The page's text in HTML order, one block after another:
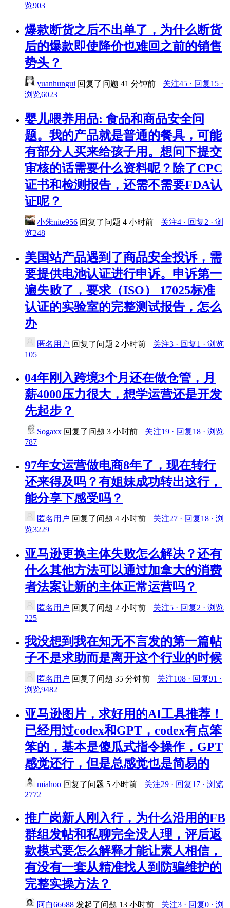
览903
爆款断货之后不出单了，为什么断货
后的爆款即使降价也难回之前的销售
势头？
yuanhungui 回复了问题 41 分钟前
关注45 · 回复15 ·
浏览6023
婴儿喂养用品: 食品和商品安全问
题。我的产品就是普通的餐具，可能
有部分人买来给孩子用。想问下提交
审核的话需要什么资料呢？除了CPC
证书和检测报告，还需不需要FDA认
证呢？
小朱nite956 回复了问题 4 小时前
关注4 · 回复2 · 浏
览248
美国站产品遇到了商品安全投诉，需
要提供电池认证进行申诉。申诉第一
遍失败了，要求（ISO） 17025标准
认证的实验室的完整测试报告，怎么
办
匿名用户 回复了问题 2 小时前
关注3 · 回复1 · 浏览
105
04年刚入跨境3个月还在做仓管，月
薪4000压力很大，想学运营还是开发
先起步？
Sogaxx 回复了问题 3 小时前
关注19 · 回复18 · 浏览
787
97年女运营做电商8年了，现在转行
还来得及吗？有姐妹成功转出这行，
能分享下感受吗？
匿名用户 回复了问题 4 小时前
关注27 · 回复18 · 浏
览3229
亚马逊更换主体失败怎么解决？还有
什么其他方法可以通过加拿大的消费
者法案让新的主体正常运营吗？
匿名用户 回复了问题 2 小时前
关注5 · 回复2 · 浏览
225
我没想到我在知无不言发的第一篇帖
子不是求助而是离开这个行业的时候
匿名用户 回复了问题 35 分钟前
关注108 · 回复91 ·
浏览9482
亚马逊图片，求好用的AI工具推荐！
已经用过codex和GPT，codex有点笨
笨的，基本是傻瓜式指令操作，GPT
感觉还行，但是总感觉也是简易的
miahoo 回复了问题 5 小时前
关注29 · 回复17 · 浏览
2772
推广岗新人刚入行，为什么沿用的FB
群组发帖和私聊完全没人理，评后返
款模式要怎么解释才能让素人相信，
有没有一套从精准找人到防骗维护的
完整实操方法？
阿白66688 发起了问题 13 小时前 关注3 · 回复0 · 浏